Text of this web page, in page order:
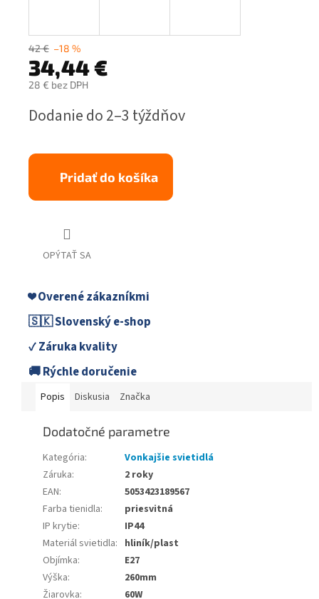
42 € –18 %
34,44 €
28 € bez DPH
cena:
Dodanie do 2–3 týždňov
Pridať do košíka
OPÝTAŤ SA
❤️ Overené zákazníkmi
🇸🇰 Slovenský e-shop
✓ Záruka kvality
🚚 Rýchle doručenie
Popis Diskusia Značka
Dodatočné parametre
Kategória:
Vonkajšie svietidlá
Záruka:
2 roky
EAN:
5053423189567
Farba tienidla:
priesvitná
IP krytie:
IP44
Materiál svietidla: hliník/plast
Objímka:
E27
Výška:
260mm
Žiarovka: 60W